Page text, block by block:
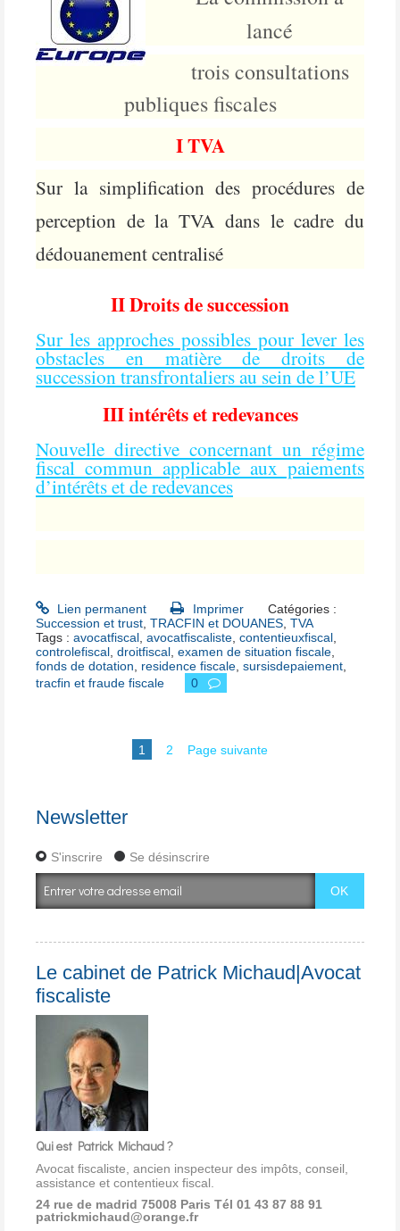
lancé
trois consultations
publiques fiscales
I TVA
Sur la simplification des procédures de
perception de la TVA dans le cadre du
dédouanement centralisé
II Droits de succession
Sur les approches possibles pour lever les
obstacles en matière de droits de
succession transfrontaliers au sein de l’UE
III intérêts et redevances
Nouvelle directive concernant un régime
fiscal commun applicable aux paiements
d’intérêts et de redevances
Lien permanent Imprimer
Catégories :
Succession et trust TRACFIN et DOUANES TVA
Tags : avocatfiscal avocatfiscaliste contentieuxfiscal
controlefiscal droitfiscal examen de situation fiscale
fonds de dotation
residence fiscale sursisdepaiement
tracfin et fraude fiscale
0
1 2 Page suivante
Newsletter
S'inscrire Se désinscrire
Le cabinet de Patrick Michaud|Avocat
fiscaliste
Qui est Patrick Michaud ?
Avocat fiscaliste, ancien inspecteur des impôts, conseil,
assistance et contentieux fiscal.
24 rue de madrid 75008 Paris Tél 01 43 87 88 91
patrickmichaud@orange.fr